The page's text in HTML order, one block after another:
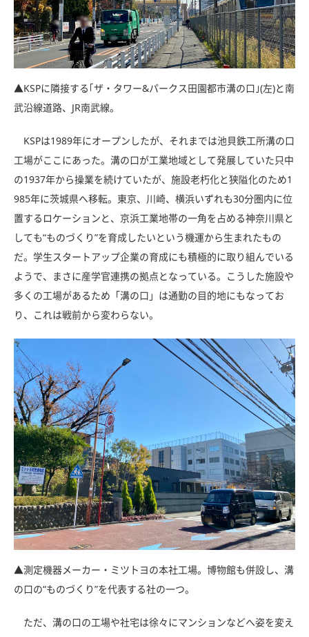
▲KSPに隣接する｢ザ・タワー&パークス田園都市溝の口｣(左)と南
武沿線道路、JR南武線。
KSPは1989年にオープンしたが、それまでは池貝鉄工所溝の口
工場がここにあった。溝の口が工業地域として発展していた只中
の1937年から操業を続けていたが、施設老朽化と狭隘化のため1
985年に茨城県へ移転。東京、川崎、横浜いずれも30分圏内に位
置するロケーションと、京浜工業地帯の一角を占める神奈川県と
しても“ものづくり”を育成したいという機運から生まれたもの
だ。学生スタートアップ企業の育成にも積極的に取り組んでいる
ようで、まさに産学官連携の拠点となっている。こうした施設や
多くの工場があるため「溝の口」は通勤の目的地にもなってお
り、これは戦前から変わらない。
▲測定機器メーカー・ミツトヨの本社工場。博物館も併設し、溝
の口の“ものづくり”を代表する社の一つ。
ただ、溝の口の工場や社宅は徐々にマンションなどへ姿を変え